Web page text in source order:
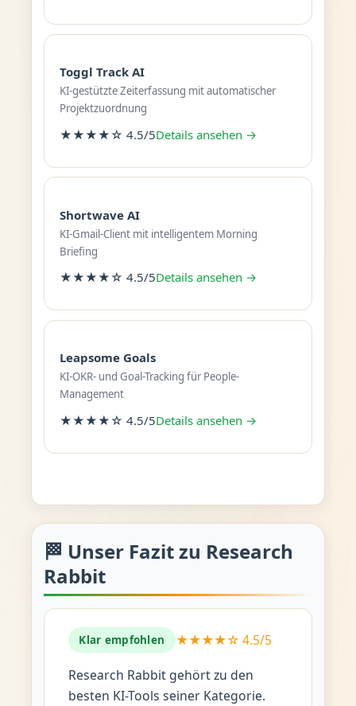
Toggl Track AI
KI-gestützte Zeiterfassung mit automatischer
Projektzuordnung
★★★★☆ 4.5/5Details ansehen →
Shortwave AI
KI-Gmail-Client mit intelligentem Morning
Briefing
★★★★☆ 4.5/5Details ansehen →
Leapsome Goals
KI-OKR- und Goal-Tracking für People-
Management
★★★★☆ 4.5/5Details ansehen →
🏁 Unser Fazit zu Research
Rabbit
Klar empfohlen ★★★★☆ 4.5/5
Research Rabbit gehört zu den
besten KI-Tools seiner Kategorie.